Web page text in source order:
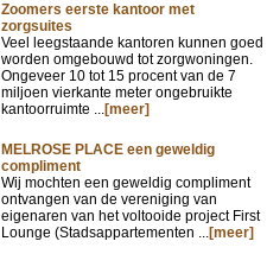
Zoomers eerste kantoor met
zorgsuites
Veel leegstaande kantoren kunnen goed
worden omgebouwd tot zorgwoningen.
Ongeveer 10 tot 15 procent van de 7
miljoen vierkante meter ongebruikte
kantoorruimte ...[meer]
MELROSE PLACE een geweldig
compliment
Wij mochten een geweldig compliment
ontvangen van de vereniging van
eigenaren van het voltooide project First
Lounge (Stadsappartementen ...[meer]